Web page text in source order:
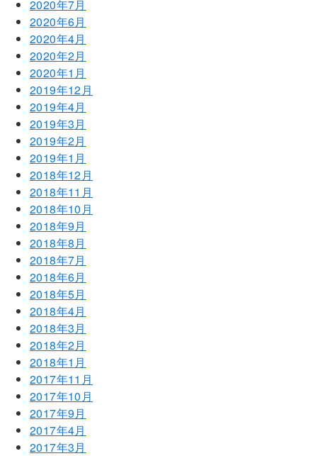
2020年7月
2020年6月
2020年4月
2020年2月
2020年1月
2019年12月
2019年4月
2019年3月
2019年2月
2019年1月
2018年12月
2018年11月
2018年10月
2018年9月
2018年8月
2018年7月
2018年6月
2018年5月
2018年4月
2018年3月
2018年2月
2018年1月
2017年11月
2017年10月
2017年9月
2017年4月
2017年3月